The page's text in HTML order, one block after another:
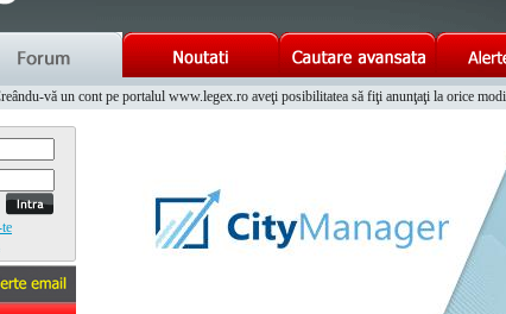
vă un cont pe portalul www.legex.ro aveţi posibilitatea să fiţi anunţaţi la orice